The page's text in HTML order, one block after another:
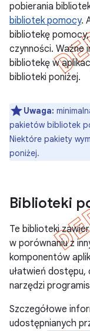
pobierania
bibliotek pomocy.
bibliotekę
czynności. Ważne
bibliotekę w
biblioteki poniżej.
Uwaga:
pakietów bibliotek
Niektóre pakiety
poniżej.
Biblioteki
Te biblioteki
w porównaniu z
komponentów
ułatwień dostępu,
narzędzi
Szczegółowe
udostępnianych